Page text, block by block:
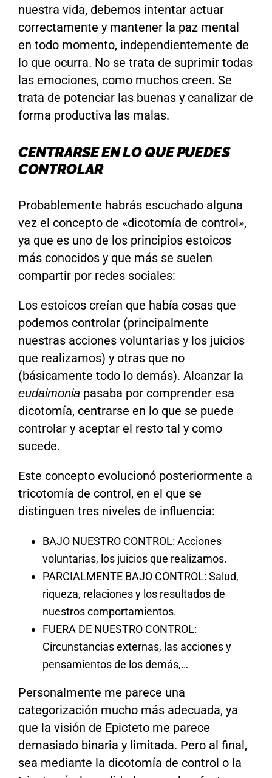
nuestra vida, debemos intentar actuar
correctamente y mantener la paz mental
en todo momento, independientemente de
lo que ocurra. No se trata de suprimir todas
las emociones, como muchos creen. Se
trata de potenciar las buenas y canalizar de
forma productiva las malas.
CENTRARSE EN LO QUE PUEDES
CONTROLAR
Probablemente habrás escuchado alguna
vez el concepto de «dicotomía de control»,
ya que es uno de los principios estoicos
más conocidos y que más se suelen
compartir por redes sociales:
Los estoicos creían que había cosas que
podemos controlar (principalmente
nuestras acciones voluntarias y los juicios
que realizamos) y otras que no
(básicamente todo lo demás). Alcanzar la
eudaimoniapasaba por comprender esa
dicotomía, centrarse en lo que se puede
controlar y aceptar el resto tal y como
sucede.
Este concepto evolucionó posteriormente a
tricotomía de control, en el que se
distinguen tres niveles de influencia:
BAJO NUESTRO CONTROL: Acciones
voluntarias, los juicios que realizamos.
PARCIALMENTE BAJO CONTROL: Salud,
riqueza, relaciones y los resultados de
nuestros comportamientos.
FUERA DE NUESTRO CONTROL:
Circunstancias externas, las acciones y
pensamientos de los demás,…
Personalmente me parece una
categorización mucho más adecuada, ya
que la visión de Epicteto me parece
demasiado binaria y limitada. Pero al final,
sea mediante la dicotomía de control o la